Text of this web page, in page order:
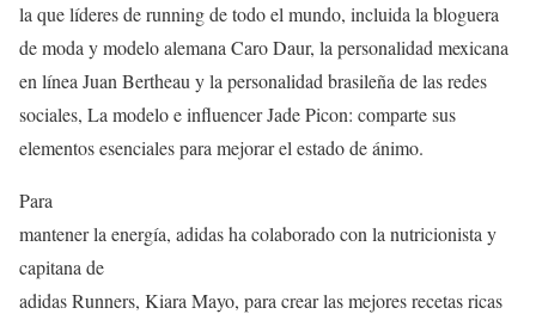
la que líderes de running de todo el mundo, incluida la bloguera
de moda y modelo alemana Caro Daur, la personalidad mexicana
en línea Juan Bertheau y la personalidad brasileña de las redes
sociales, La modelo e influencer Jade Picon: comparte sus
elementos esenciales para mejorar el estado de ánimo.
Para
mantener la energía, adidas ha colaborado con la nutricionista y
capitana de
adidas Runners, Kiara Mayo, para crear las mejores recetas ricas